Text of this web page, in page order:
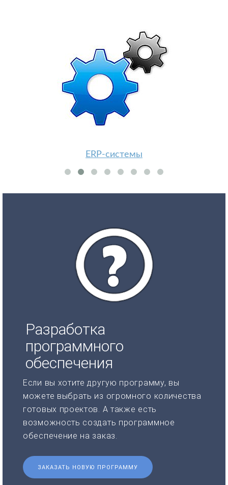
ERP-системы
Разработка
программного
обеспечения
Если вы хотите другую программу, вы
можете выбрать из огромного количества
готовых проектов. А также есть
возможность создать программное
обеспечение на заказ.
ЗАКАЗАТЬ НОВУЮ ПРОГРАММУ